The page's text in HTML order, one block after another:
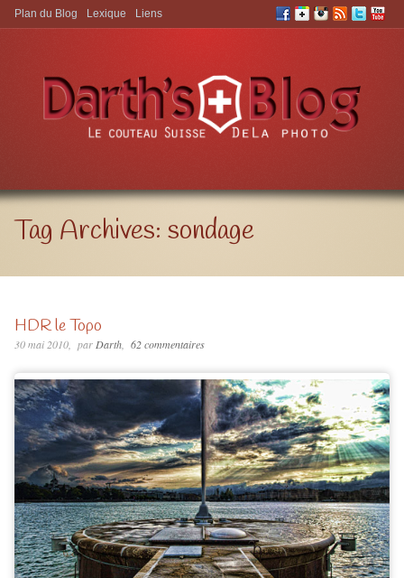
Aller à:
Plan du Blog Lexique Liens
Tag Archives: sondage
HDR le Topo
30 mai 2010 parDarth 62 commentaires